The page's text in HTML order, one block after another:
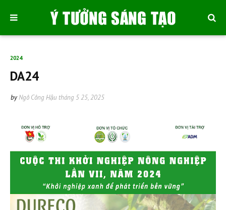
2024
DA24
byNgô Công Hậu tháng 5 25, 2025